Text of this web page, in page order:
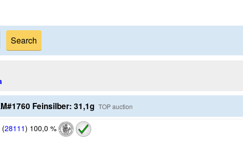
Feinsilber: 31,1g TOP auction
(28111) 100,0 %